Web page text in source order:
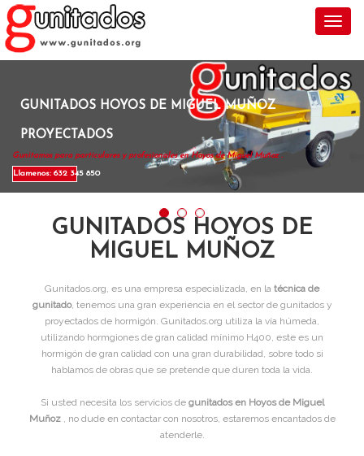
GUNITADOS HOYOS DE MIGUEL MUÑOZ
PROYECTADOS
Gunitamos para particulares y profesionales en Hoyos de Miguel Muñoz .
Llamenos: 632 345 850
GUNITADOS HOYOS DE
MIGUEL MUÑOZ
Gunitados.org, es una empresa especializada, en la técnica de
gunitado, tenemos una gran experiencia en el sector de gunitados y
proyectados de hormigón. Gunitados.org utiliza la vía húmeda,
utilizando hormgiones de gran calidad mínimo H400, este es un
hormigón de gran calidad con una gran durabilidad, sobre todo si
hablamos de obras que se pretende que duren toda la vida.
Si usted necesita los servicios de gunitados en Hoyos de Miguel
Muñoz , no dude en contactar con nosotros, estaremos encantados de
atenderle.